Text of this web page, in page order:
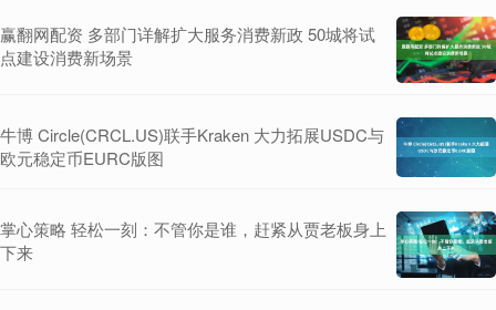
赢翻网配资 多部门详解扩大服务消费新政 50城将试
点建设消费新场景
牛博 Circle(CRCL.US)联手Kraken 大力拓展USDC与
欧元稳定币EURC版图
掌心策略 轻松一刻：不管你是谁，赶紧从贾老板身上
下来